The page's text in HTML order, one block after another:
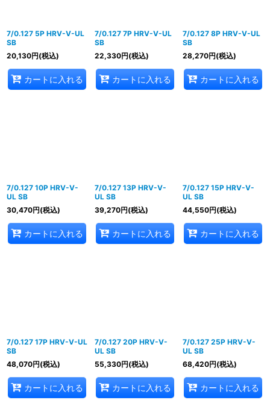
7/0.127 5P HRV-V-UL
SB
20,130円(税込)
カートに入れる
7/0.127 7P HRV-V-UL
SB
22,330円(税込)
カートに入れる
7/0.127 8P HRV-V-UL
SB
28,270円(税込)
カートに入れる
7/0.127 10P HRV-V-
UL SB
30,470円(税込)
カートに入れる
7/0.127 13P HRV-V-
UL SB
39,270円(税込)
カートに入れる
7/0.127 15P HRV-V-
UL SB
44,550円(税込)
カートに入れる
7/0.127 17P HRV-V-UL
SB
48,070円(税込)
カートに入れる
7/0.127 20P HRV-V-
UL SB
55,330円(税込)
カートに入れる
7/0.127 25P HRV-V-
UL SB
68,420円(税込)
カートに入れる